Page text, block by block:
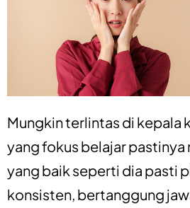
Mungkin terlintas di kepala
yang fokus belajar
yang baik seperti dia pasti
konsisten, bertanggung